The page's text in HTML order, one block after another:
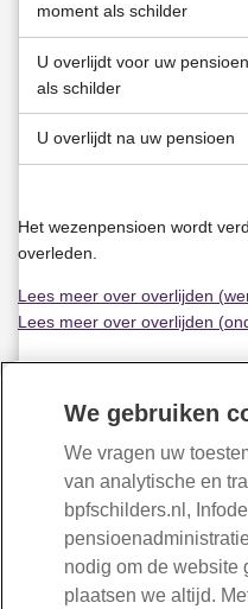
moment als schilder
Uw kind ontvangt
deel van het salaris
januari 2026.
U overlijdt voor uw
als schilder
Ontvangt u na zes
of
ervoor kiezen om de
wezenpensioen bij
noemen dit de
niet? Dan hebben
wezenpensioen.
U ontvangt van ons
de
U overlijdt na uw pensioen
Ook ontvangt uw
opbouwde in de
Uw kind ontvangt dit
Het wezenpensioen wordt
overleden.
Lees meer over overlijden
Lees meer over overlijden
Is het wezenpensioen na uw
afkoopgrens bij
wezenpensioen af.
030-277 56 10
We gebruiken
We vragen uw
van analytische en
bpfschilders.nl,
nodig om de website
plaatsen we altijd.